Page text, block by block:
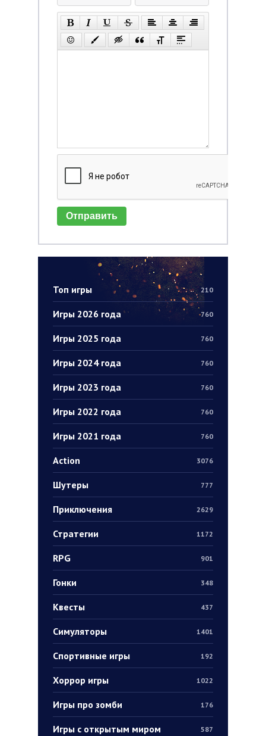
Топ игры 210
Игры 2026 года 760
Игры 2025 года 760
Игры 2024 года 760
Игры 2023 года 760
Игры 2022 года 760
Игры 2021 года 760
Action 3076
Шутеры 777
Приключения 2629
Стратегии 1172
RPG 901
Гонки 348
Квесты 437
Симуляторы 1401
Спортивные игры 192
Хоррор игры 1022
Игры про зомби 176
Игры с открытым миром 587
Отправить